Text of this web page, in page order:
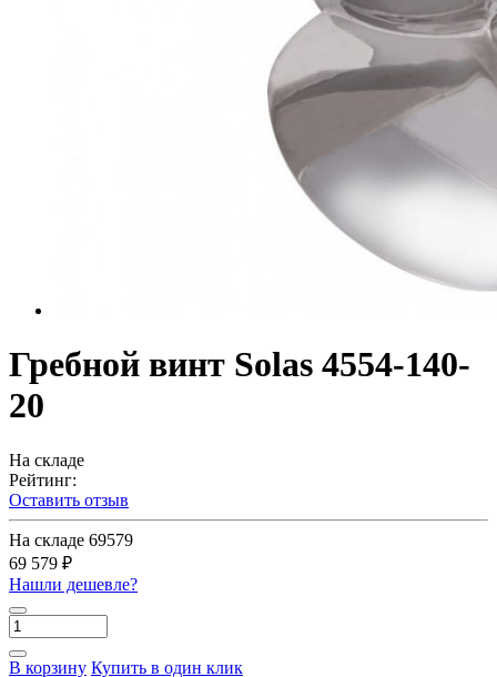
Гребной винт Solas 4554-140-
20
На складе
Рейтинг:
Оставить отзыв
На складе 69579
69 579 ₽
Нашли дешевле?
В корзину Купить в один клик